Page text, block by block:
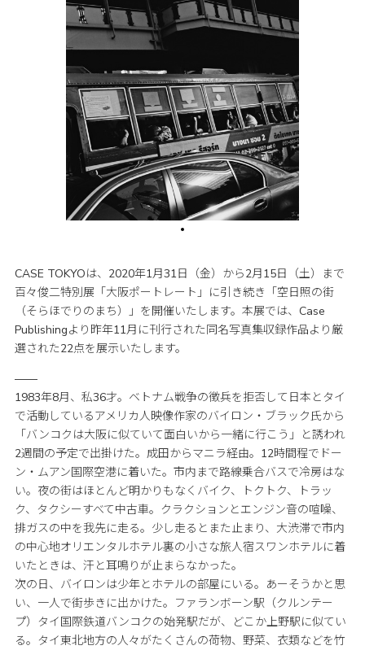
CASE TOKYOは、2020年1月31日（金）から2月15日（土）まで
百々俊二特別展「大阪ポートレート」に引き続き「空日照の街
（そらほでりのまち）」を開催いたします。本展では、Case
Publishingより昨年11月に刊行された同名写真集収録作品より厳
選された22点を展示いたします。
——
1983年8月、私36才。ベトナム戦争の徴兵を拒否して日本とタイ
で活動しているアメリカ人映像作家のバイロン・ブラック氏から
「バンコクは大阪に似ていて面白いから一緒に行こう」と誘われ
2週間の予定で出掛けた。成田からマニラ経由。12時間程でドー
ン・ムアン国際空港に着いた。市内まで路線乗合バスで冷房はな
い。夜の街はほとんど明かりもなくバイク、トクトク、トラッ
ク、タクシーすべて中古車。クラクションとエンジン音の喧噪、
排ガスの中を我先に走る。少し走るとまた止まり、大渋滞で市内
の中心地オリエンタルホテル裏の小さな旅人宿スワンホテルに着
いたときは、汗と耳鳴りが止まらなかった。
次の日、バイロンは少年とホテルの部屋にいる。あーそうかと思
い、一人で街歩きに出かけた。ファランボーン駅（クルンテー
プ）タイ国際鉄道バンコクの始発駅だが、どこか上野駅に似てい
る。タイ東北地方の人々がたくさんの荷物、野菜、衣類などを竹